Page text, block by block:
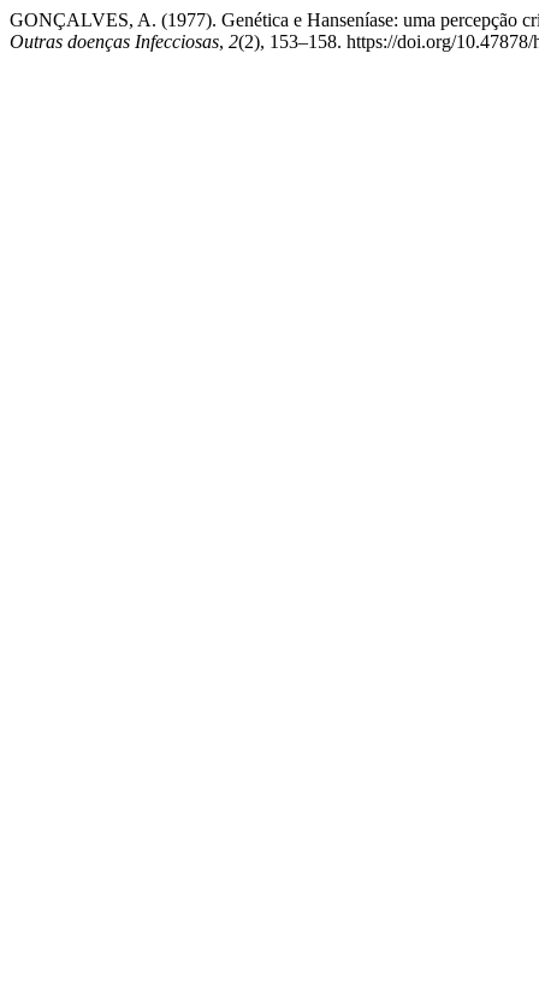
GONÇALVES, A. (1977). Genética e Hanseníase: uma percepção
Outras doenças Infecciosas, 2(2), 153–158. https://doi.org/